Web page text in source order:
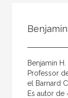
Coordinador
Editor
Benjamin
Professor
el Barnard
Es autor de